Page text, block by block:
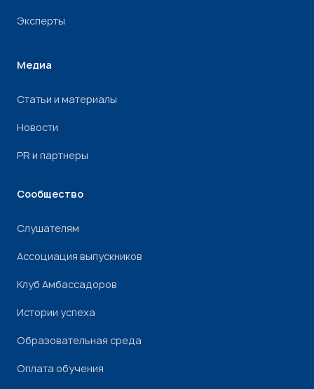
Эксперты
Медиа
Статьи и материалы
Новости
PR и партнеры
Сообщество
Слушателям
Ассоциация выпускников
Клуб Амбассадоров
Истории успеха
Образовательная среда
Оплата обучения